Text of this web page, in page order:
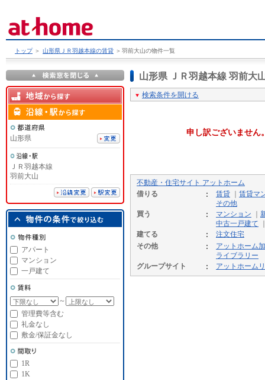
トップ ＞ 山形県ＪＲ羽越本線の賃貸 ＞ 羽前大山の物件一覧
山形県 ＪＲ羽越本線 羽前大
検索条件を開ける
申し訳ございません
不動産・住宅サイト アットホーム
借りる
賃貸
賃貸マ
その他
買う
マンション
中古一戸建て
建てる
注文住宅
その他
アットホーム
ライブラリー
グループサイト
アットホーム
山形県
ＪＲ羽越本線
羽前大山
アパート
マンション
一戸建て
～
管理費等含む
礼金なし
敷金/保証金なし
1R
1K